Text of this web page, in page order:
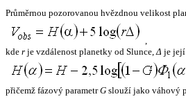
Průměrnou pozorovanou hvězdnou velikost
,
kde r je vzdálenost planetky od Slunce,Δ je její
přičemž fázový parametrG slouží jako váhový